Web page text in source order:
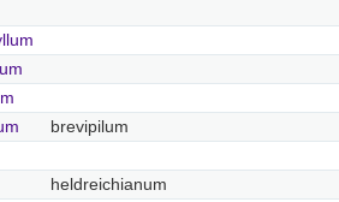
brevipilum
heldreichianum